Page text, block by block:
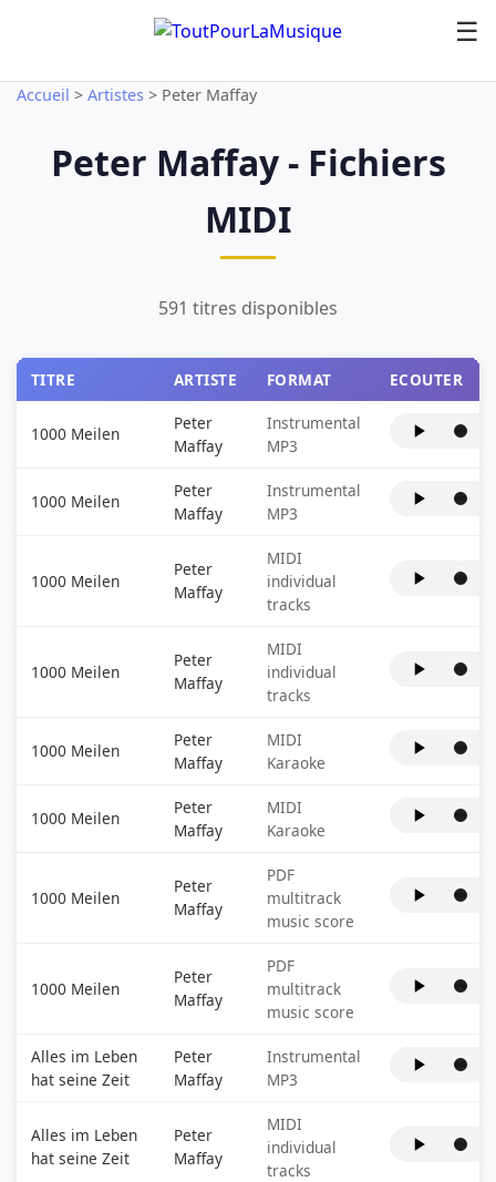
☰
Accueil > Artistes > Peter Maffay
Peter Maffay - Fichiers
MIDI
591 titres disponibles
TITRE ARTISTE FORMAT ECOUTER
1000 Meilen
Peter
Maffay
Instrumental
MP3
1000 Meilen
Peter
Maffay
Instrumental
MP3
1000 Meilen
Peter
Maffay
MIDI
individual
tracks
1000 Meilen
Peter
Maffay
MIDI
individual
tracks
1000 Meilen
Peter
Maffay
MIDI
Karaoke
1000 Meilen
Peter
Maffay
MIDI
Karaoke
1000 Meilen
Peter
Maffay
PDF
multitrack
music score
1000 Meilen
Peter
Maffay
PDF
multitrack
music score
Alles im Leben
hat seine Zeit
Peter
Maffay
Instrumental
MP3
Alles im Leben
hat seine Zeit
Peter
Maffay
MIDI
individual
tracks